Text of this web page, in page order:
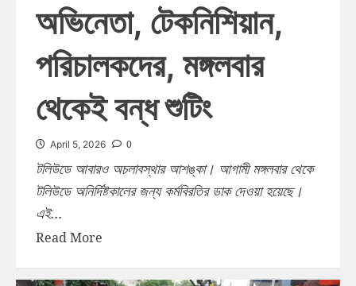
অভিনেতা, টেকনিশিয়ান,
পরিচালকদের, মঙ্গলবার
থেকেই বন্ধ শুটিং
April 5, 2026 0
টলিউডে আবারও অচলাবস্থার আশঙ্কা। আগামী মঙ্গলবার থেকে
টলিউডে অনির্দিষ্টকালের জন্য কর্মবিরতির ডাক দেওয়া হয়েছে।
এই...
Read More